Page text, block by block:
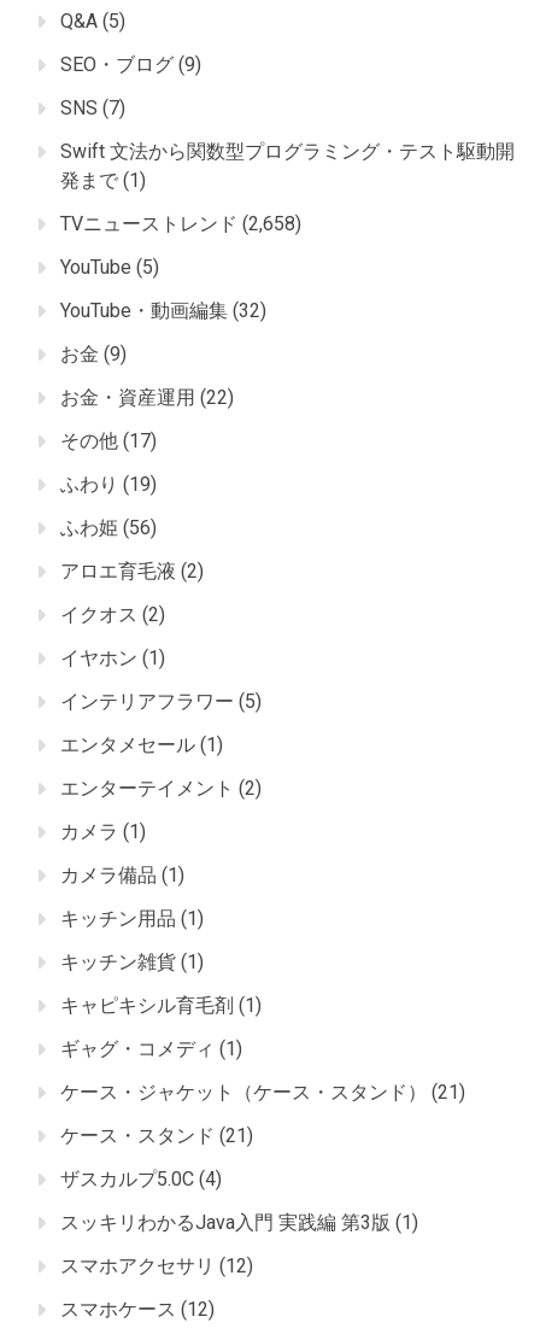
Q&A (5)
SEO・ブログ (9)
SNS (7)
Swift 文法から関数型プログラミング・テスト駆動開
発まで (1)
TVニューストレンド (2,658)
YouTube (5)
YouTube・動画編集 (32)
お金 (9)
お金・資産運用 (22)
その他 (17)
ふわり (19)
ふわ姫 (56)
アロエ育毛液 (2)
イクオス (2)
イヤホン (1)
インテリアフラワー (5)
エンタメセール (1)
エンターテイメント (2)
カメラ (1)
カメラ備品 (1)
キッチン用品 (1)
キッチン雑貨 (1)
キャピキシル育毛剤 (1)
ギャグ・コメディ (1)
ケース・ジャケット（ケース・スタンド）
(21)
ケース・スタンド (21)
ザスカルプ5.0C (4)
スッキリわかるJava入門 実践編 第3版 (1)
スマホアクセサリ (12)
スマホケース (12)